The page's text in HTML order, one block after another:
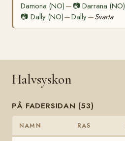
Damona (NO) — 📷Darrana (NO)
📷 Dally (NO)—Dally—Svarta
Halvsyskon
PÅ FADERSIDAN (53)
NAMN RAS